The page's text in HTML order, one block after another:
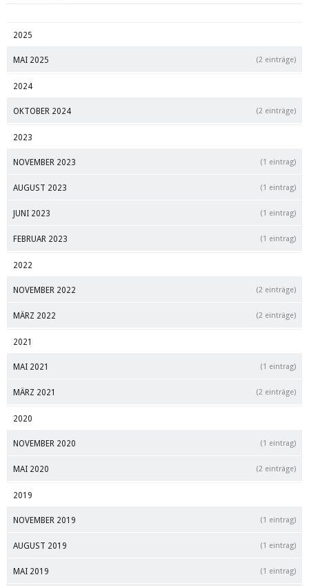
2025
MAI 2025 (2 einträge)
2024
OKTOBER 2024 (2 einträge)
2023
NOVEMBER 2023 (1 eintrag)
AUGUST 2023 (1 eintrag)
JUNI 2023 (1 eintrag)
FEBRUAR 2023 (1 eintrag)
2022
NOVEMBER 2022 (2 einträge)
MÄRZ 2022 (2 einträge)
2021
MAI 2021 (1 eintrag)
MÄRZ 2021 (2 einträge)
2020
NOVEMBER 2020 (1 eintrag)
MAI 2020 (2 einträge)
2019
NOVEMBER 2019 (1 eintrag)
AUGUST 2019 (1 eintrag)
MAI 2019 (1 eintrag)